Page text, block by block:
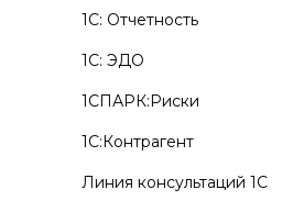
Получить
1С: Отчетность
1С: ЭДО
1СПАРК:Риски
1С:Контрагент
Линия консультаций 1С